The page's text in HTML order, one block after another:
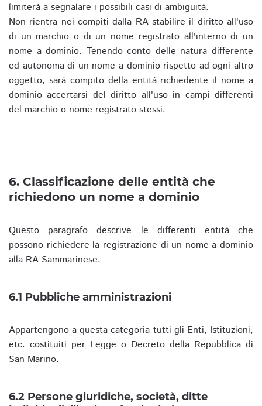
limiterà a segnalare i possibili casi di ambiguità.
Non rientra nei compiti dalla RA stabilire il diritto all'uso
di un marchio o di un nome registrato all'interno di un
nome a dominio. Tenendo conto delle natura differente
ed autonoma di un nome a dominio rispetto ad ogni altro
oggetto, sarà compito della entità richiedente il nome a
dominio accertarsi del diritto all'uso in campi differenti
del marchio o nome registrato stessi.
6. Classificazione delle entità che
richiedono un nome a dominio
Questo paragrafo descrive le differenti entità che
possono richiedere la registrazione di un nome a dominio
alla RA Sammarinese.
6.1 Pubbliche amministrazioni
Appartengono a questa categoria tutti gli Enti, Istituzioni,
etc. costituiti per Legge o Decreto della Repubblica di
San Marino.
6.2 Persone giuridiche, società, ditte